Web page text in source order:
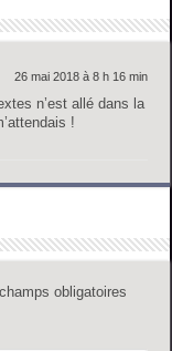
26 mai 2018 à 8 h 16 min
n’est allé dans la
!
obligatoires